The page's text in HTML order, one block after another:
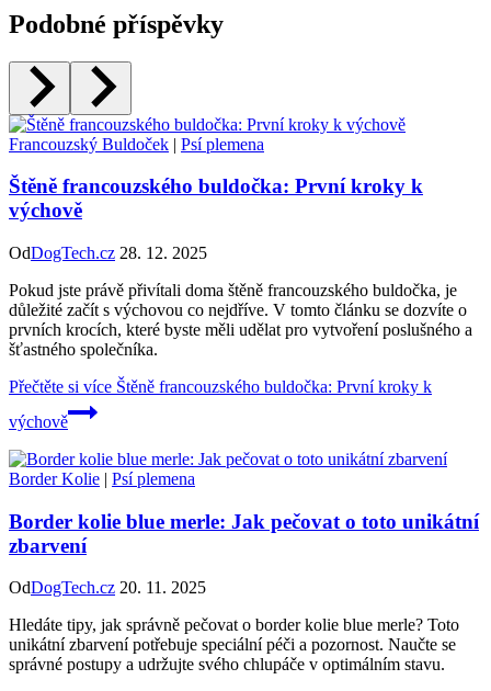
Podobné příspěvky
Francouzský Buldoček | Psí plemena
Štěně francouzského buldočka: První kroky k
výchově
OdDogTech.cz 28. 12. 2025
Pokud jste právě přivítali doma štěně francouzského buldočka, je
důležité začít s výchovou co nejdříve. V tomto článku se dozvíte o
prvních krocích, které byste měli udělat pro vytvoření poslušného a
šťastného společníka.
Přečtěte si více Štěně francouzského buldočka: První kroky k
výchově
Border Kolie | Psí plemena
Border kolie blue merle: Jak pečovat o toto unikátní
zbarvení
OdDogTech.cz 20. 11. 2025
Hledáte tipy, jak správně pečovat o border kolie blue merle? Toto
unikátní zbarvení potřebuje speciální péči a pozornost. Naučte se
správné postupy a udržujte svého chlupáče v optimálním stavu.